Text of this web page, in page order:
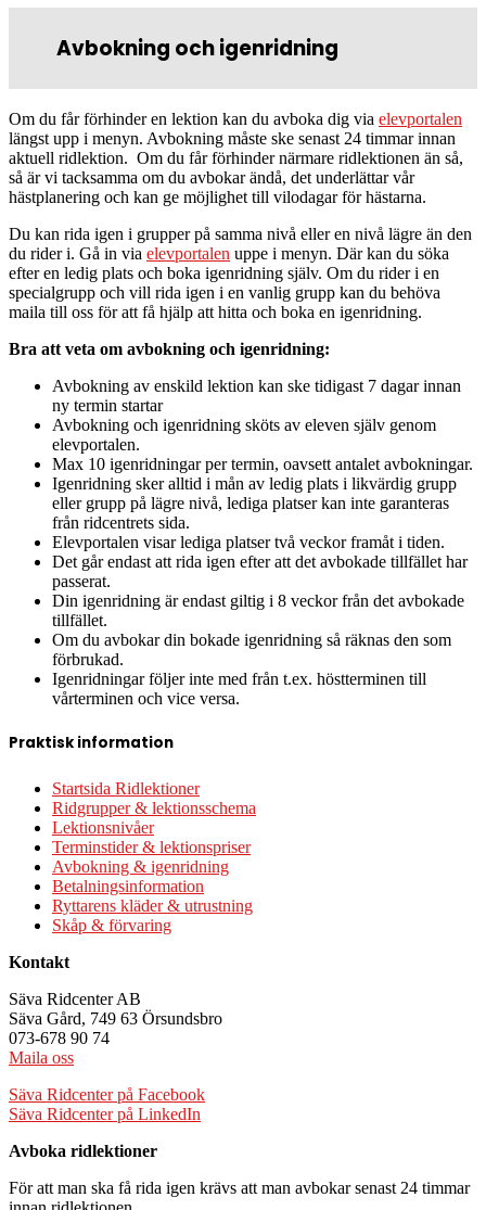
Avbokning och igenridning
Om du får förhinder en lektion kan du avboka dig via elevportalen
längst upp i menyn. Avbokning måste ske senast 24 timmar innan
aktuell ridlektion. Om du får förhinder närmare ridlektionen än så,
så är vi tacksamma om du avbokar ändå, det underlättar vår
hästplanering och kan ge möjlighet till vilodagar för hästarna.
Du kan rida igen i grupper på samma nivå eller en nivå lägre än den
du rider i. Gå in via elevportalen uppe i menyn. Där kan du söka
efter en ledig plats och boka igenridning själv. Om du rider i en
specialgrupp och vill rida igen i en vanlig grupp kan du behöva
maila till oss för att få hjälp att hitta och boka en igenridning.
Bra att veta om avbokning och igenridning:
Avbokning av enskild lektion kan ske tidigast 7 dagar innan
ny termin startar
Avbokning och igenridning sköts av eleven själv genom
elevportalen.
Max 10 igenridningar per termin, oavsett antalet avbokningar.
Igenridning sker alltid i mån av ledig plats i likvärdig grupp
eller grupp på lägre nivå, lediga platser kan inte garanteras
från ridcentrets sida.
Elevportalen visar lediga platser två veckor framåt i tiden.
Det går endast att rida igen efter att det avbokade tillfället har
passerat.
Din igenridning är endast giltig i 8 veckor från det avbokade
tillfället.
Om du avbokar din bokade igenridning så räknas den som
förbrukad.
Igenridningar följer inte med från t.ex. höstterminen till
vårterminen och vice versa.
Praktisk information
Startsida Ridlektioner
Ridgrupper & lektionsschema
Lektionsnivåer
Terminstider & lektionspriser
Avbokning & igenridning
Betalningsinformation
Ryttarens kläder & utrustning
Skåp & förvaring
Kontakt
Säva Ridcenter AB
Säva Gård, 749 63 Örsundsbro
073-678 90 74
Maila oss
Säva Ridcenter på Facebook
Säva Ridcenter på LinkedIn
Avboka ridlektioner
För att man ska få rida igen krävs att man avbokar senast 24 timmar